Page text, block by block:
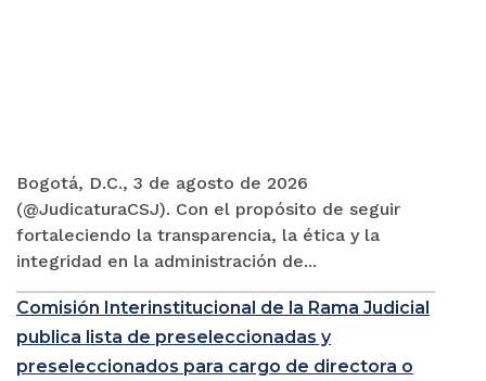
Bogotá, D.C., 3 de agosto de 2026
(@JudicaturaCSJ). Con el propósito de seguir
fortaleciendo la transparencia, la ética y la
integridad en la administración de...
Comisión Interinstitucional de la Rama Judicial
publica lista de preseleccionadas y
preseleccionados para cargo de directora o